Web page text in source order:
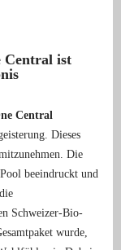
Central ist
Central
Dieses
Die
beeindruckt und
Schweizer-Bio-
wurde,